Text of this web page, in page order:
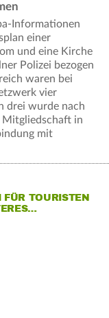
Informationen
einer
und eine Kirche
Polizei bezogen
waren bei
vier
drei wurde nach
Mitgliedschaft in
mit
FÜR TOURISTEN